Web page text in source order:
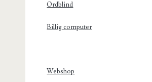
Ordblind
Billig computer
Webshop